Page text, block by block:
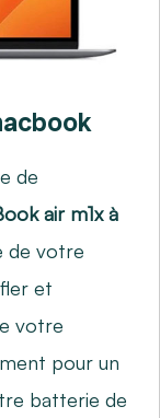
de
air m1x à
de votre
et
votre
pour un
batterie de